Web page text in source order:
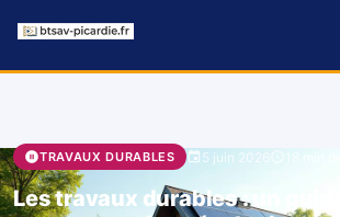
TRAVAUX DURABLES 5 juin 2026
Les travaux durables : un